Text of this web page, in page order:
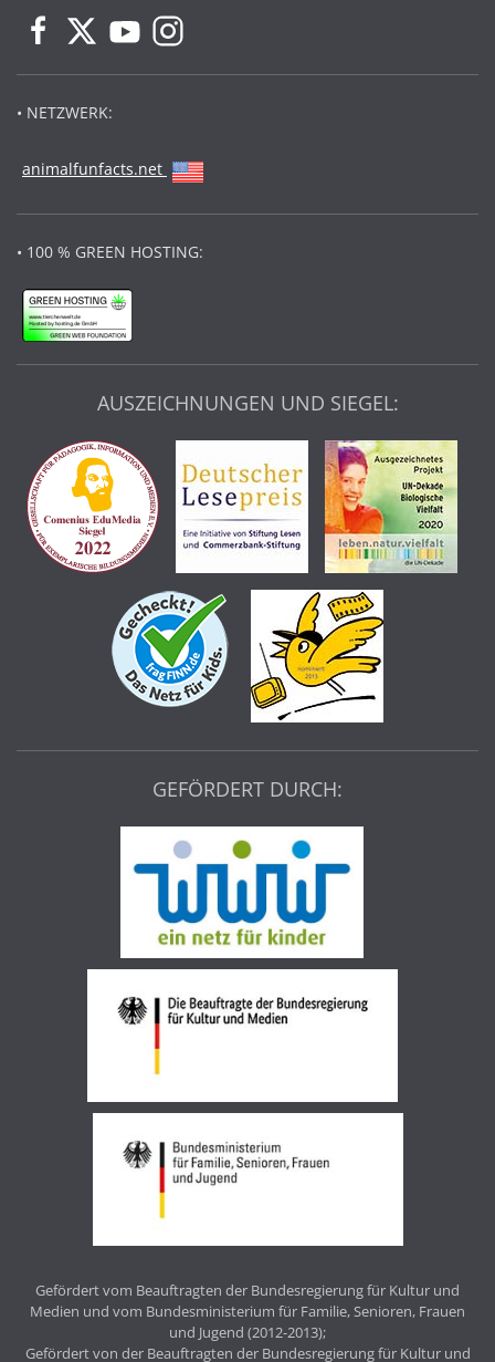
• NETZWERK:
animalfunfacts.net
• 100 % GREEN HOSTING:
AUSZEICHNUNGEN UND SIEGEL:
GEFÖRDERT DURCH:
Gefördert vom Beauftragten der Bundesregierung für Kultur und
Medien und vom Bundesministerium für Familie, Senioren, Frauen
und Jugend (2012-2013);
Gefördert von der Beauftragten der Bundesregierung für Kultur und